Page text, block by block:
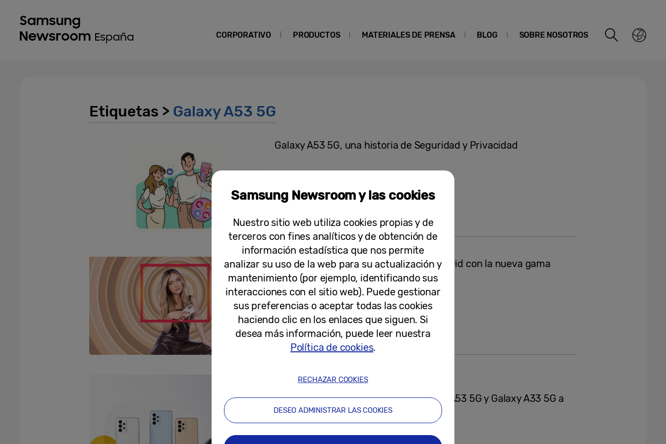
CORPORATIVO PRODUCTOS MATERIALES DE PRENSA BLOG SOBRE NOSOTROS
Etiquetas > Galaxy A53 5G
Galaxy A53 5G, una historia de Seguridad y Privacidad
Ana Mena revoluciona el centro de Madrid con la nueva gama
Samsung Galaxy A
31-03-2022
Notas de Prensa
Samsung anuncia la llegada de Galaxy A53 5G y Galaxy A33 5G a
España
Samsung Newsroom y las cookies
Nuestro sitio web utiliza cookies propias y de
terceros con fines analíticos y de obtención de
información estadística que nos permite
analizar su uso de la web para su actualización y
mantenimiento (por ejemplo, identificando sus
interacciones con el sitio web). Puede gestionar
sus preferencias o aceptar todas las cookies
haciendo clic en los enlaces que siguen. Si
desea más información, puede leer nuestra
Política de cookies.
RECHAZAR COOKIES
DESEO ADMINISTRAR LAS COOKIES